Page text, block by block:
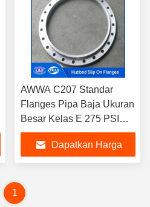
AWWA C207 Standar
Flanges Pipa Baja Ukuran
Besar Kelas E 275 PSI
Hubbed Slip On Flange
untuk Layanan Pekerjaan
Air
Dapatkan Harga
1